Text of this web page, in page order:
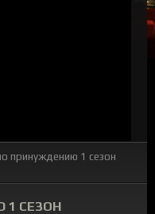
принуждению 1 сезон
1 СЕЗОН